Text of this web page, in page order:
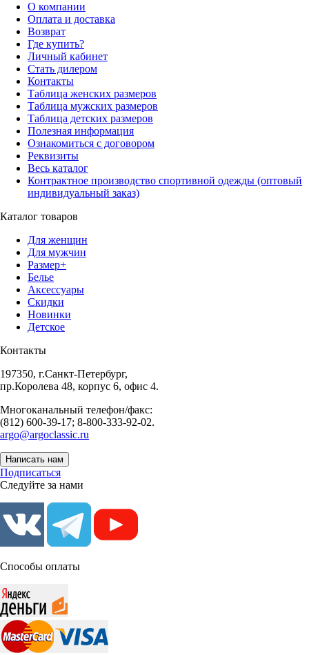
О компании
Оплата и доставка
Возврат
Где купить?
Личный кабинет
Стать дилером
Контакты
Таблица женских размеров
Таблица мужских размеров
Таблица детских размеров
Полезная информация
Ознакомиться с договором
Реквизиты
Весь каталог
Контрактное производство спортивной одежды (оптовый
индивидуальный заказ)
Каталог товаров
Для женщин
Для мужчин
Размер+
Белье
Аксессуары
Скидки
Новинки
Детское
Контакты
197350, г.Санкт-Петербург,
пр.Королева 48, корпус 6, офис 4.
Многоканальный телефон/факс:
(812) 600-39-17; 8-800-333-92-02.
argo@argoclassic.ru
Написать нам
Подписаться
Следуйте за нами
Способы оплаты